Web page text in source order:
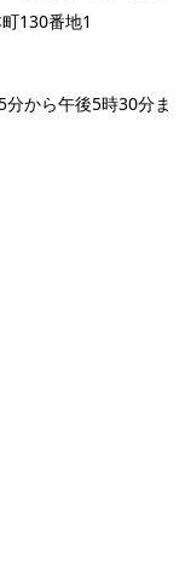
130番地1
から午後5時30分ま